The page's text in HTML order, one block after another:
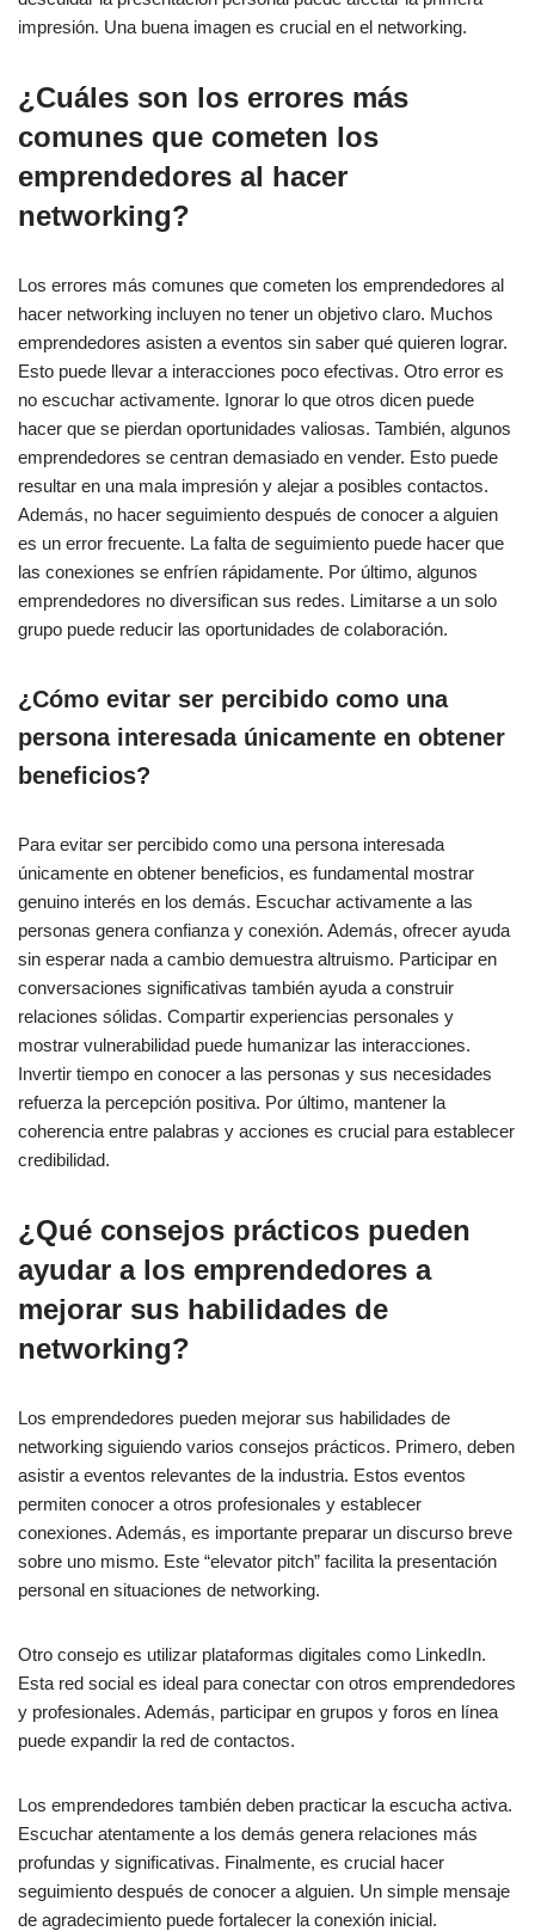
impresión. Una buena imagen es crucial en el networking.
¿Cuáles son los errores más
comunes que cometen los
emprendedores al hacer
networking?
Los errores más comunes que cometen los emprendedores al
hacer networking incluyen no tener un objetivo claro. Muchos
emprendedores asisten a eventos sin saber qué quieren lograr.
Esto puede llevar a interacciones poco efectivas. Otro error es
no escuchar activamente. Ignorar lo que otros dicen puede
hacer que se pierdan oportunidades valiosas. También, algunos
emprendedores se centran demasiado en vender. Esto puede
resultar en una mala impresión y alejar a posibles contactos.
Además, no hacer seguimiento después de conocer a alguien
es un error frecuente. La falta de seguimiento puede hacer que
las conexiones se enfríen rápidamente. Por último, algunos
emprendedores no diversifican sus redes. Limitarse a un solo
grupo puede reducir las oportunidades de colaboración.
¿Cómo evitar ser percibido como una
persona interesada únicamente en obtener
beneficios?
Para evitar ser percibido como una persona interesada
únicamente en obtener beneficios, es fundamental mostrar
genuino interés en los demás. Escuchar activamente a las
personas genera confianza y conexión. Además, ofrecer ayuda
sin esperar nada a cambio demuestra altruismo. Participar en
conversaciones significativas también ayuda a construir
relaciones sólidas. Compartir experiencias personales y
mostrar vulnerabilidad puede humanizar las interacciones.
Invertir tiempo en conocer a las personas y sus necesidades
refuerza la percepción positiva. Por último, mantener la
coherencia entre palabras y acciones es crucial para establecer
credibilidad.
¿Qué consejos prácticos pueden
ayudar a los emprendedores a
mejorar sus habilidades de
networking?
Los emprendedores pueden mejorar sus habilidades de
networking siguiendo varios consejos prácticos. Primero, deben
asistir a eventos relevantes de la industria. Estos eventos
permiten conocer a otros profesionales y establecer
conexiones. Además, es importante preparar un discurso breve
sobre uno mismo. Este “elevator pitch” facilita la presentación
personal en situaciones de networking.
Otro consejo es utilizar plataformas digitales como LinkedIn.
Esta red social es ideal para conectar con otros emprendedores
y profesionales. Además, participar en grupos y foros en línea
puede expandir la red de contactos.
Los emprendedores también deben practicar la escucha activa.
Escuchar atentamente a los demás genera relaciones más
profundas y significativas. Finalmente, es crucial hacer
seguimiento después de conocer a alguien. Un simple mensaje
de agradecimiento puede fortalecer la conexión inicial.